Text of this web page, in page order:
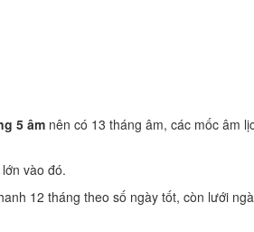
5 âm nên có 13 tháng âm, các mốc âm
vào đó.
12 tháng theo số ngày tốt, còn lưới